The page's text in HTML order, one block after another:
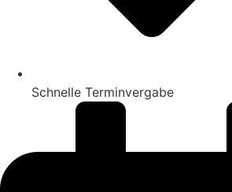
Schnelle Terminvergabe